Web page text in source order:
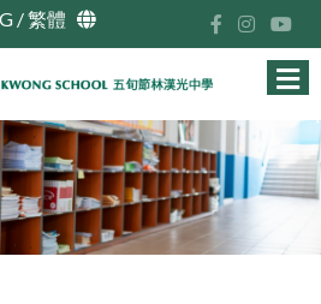
/繁體